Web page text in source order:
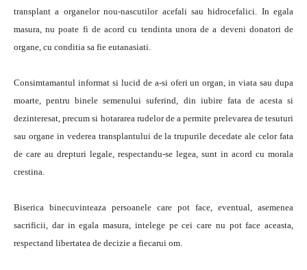
transplant a organelor nou-nascutilor acefali sau hidrocefalici. In egala
masura, nu poate fi de acord cu tendinta unora de a deveni donatori de
organe, cu conditia sa fie eutanasiati.
Consimtamantul informat si lucid de a-si oferi un organ, in viata sau dupa
moarte, pentru binele semenului suferind, din iubire fata de acesta si
dezinteresat, precum si hotararea rudelor de a permite prelevarea de tesuturi
sau organe in vederea transplantului de la trupurile decedate ale celor fata
de care au drepturi legale, respectandu-se legea, sunt in acord cu morala
crestina.
Biserica binecuvinteaza persoanele care pot face, eventual, asemenea
sacrificii, dar in egala masura, intelege pe cei care nu pot face aceasta,
respectand libertatea de decizie a fiecarui om.